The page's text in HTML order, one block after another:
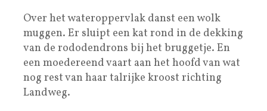
Over het wateroppervlak danst een wolk
muggen. Er sluipt een kat rond in de dekking
van de rododendrons bij het bruggetje. En
een moedereend vaart aan het hoofd van wat
nog rest van haar talrijke kroost richting
Landweg.